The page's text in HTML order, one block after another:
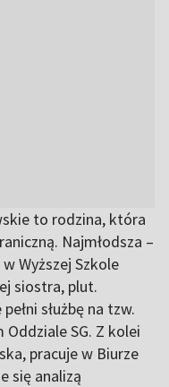
to rodzina, która
Najmłodsza –
Wyższej Szkole
siostra, plut.
służbę na tzw.
SG. Z kolei
pracuje w Biurze
się analizą